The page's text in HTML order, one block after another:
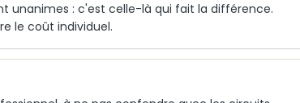
unanimes : c'est celle-là qui fait la différence.
le coût individuel.